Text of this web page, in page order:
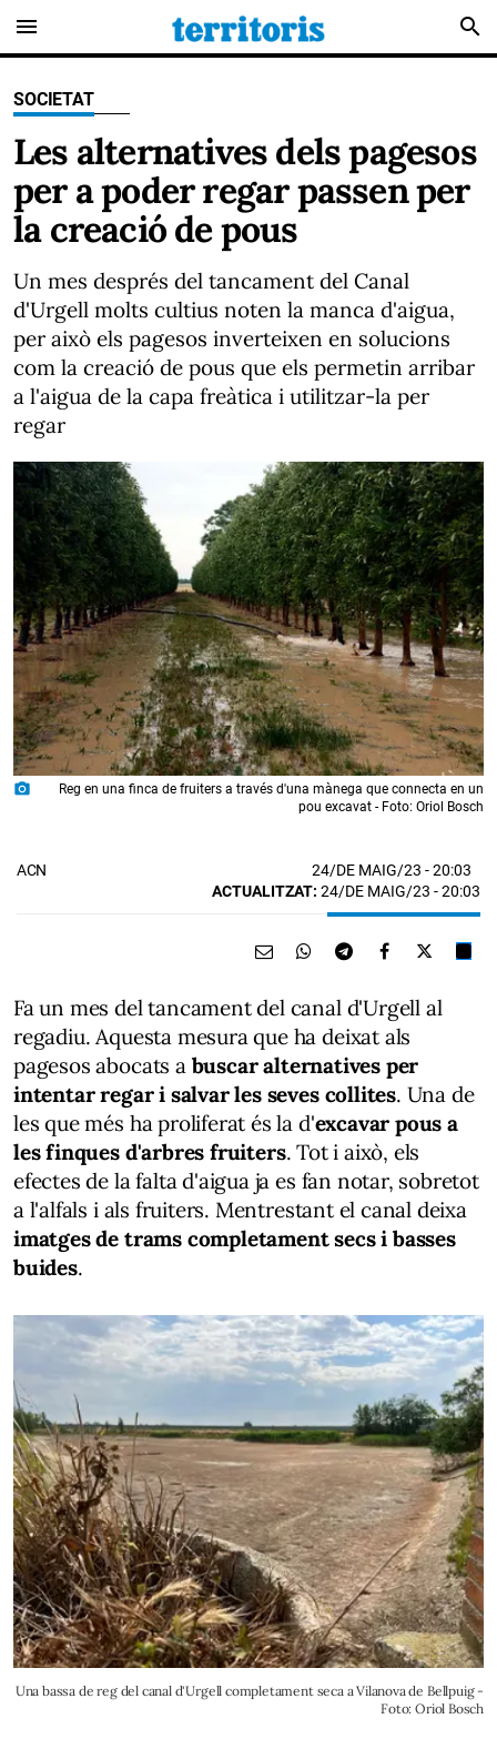
menu search
SOCIETAT
Les alternatives dels pagesos
per a poder regar passen per
la creació de pous
Un mes després del tancament del Canal
d'Urgell molts cultius noten la manca d'aigua,
per això els pagesos inverteixen en solucions
com la creació de pous que els permetin arribar
a l'aigua de la capa freàtica i utilitzar-la per
regar
photo_camera
Reg en una finca de fruiters a través d'una mànega que connecta en un
pou excavat - Foto: Oriol Bosch
ACN 24/DE MAIG/23 - 20:03
ACTUALITZAT: 24/DE MAIG/23 - 20:03
Fa un mes del tancament del canal d'Urgell al
regadiu. Aquesta mesura que ha deixat als
pagesos abocats a buscar alternatives per
intentar regar i salvar les seves collites. Una de
les que més ha proliferat és la d'excavar pous a
les finques d'arbres fruiters. Tot i això, els
efectes de la falta d'aigua ja es fan notar, sobretot
a l'alfals i als fruiters. Mentrestant el canal deixa
imatges de trams completament secs i basses
buides.
Una bassa de reg del canal d'Urgell completament seca a Vilanova de Bellpuig -
Foto: Oriol Bosch